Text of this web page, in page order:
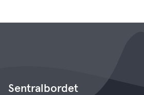
Sentralbordet